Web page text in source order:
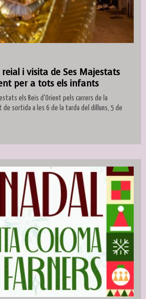
i visita de Ses Majestats
per a tots els infants
els Reis d'Orient pels carrers de la
sortida a les 6 de la tarda del dilluns, 5 de